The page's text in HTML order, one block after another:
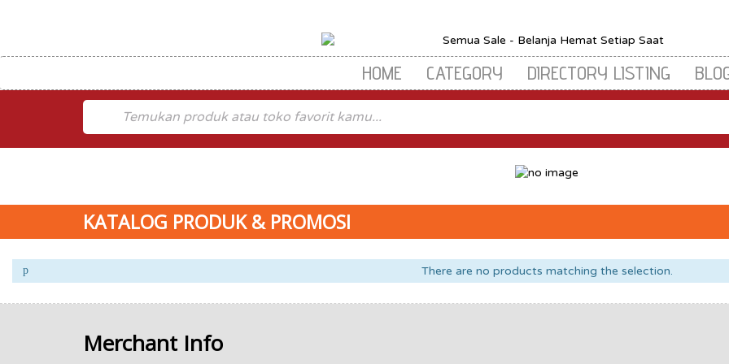
HOME CATEGORY DIRECTORY LISTING
KATALOG PRODUK & PROMOSI
There are no products matching the selection.
Merchant Info